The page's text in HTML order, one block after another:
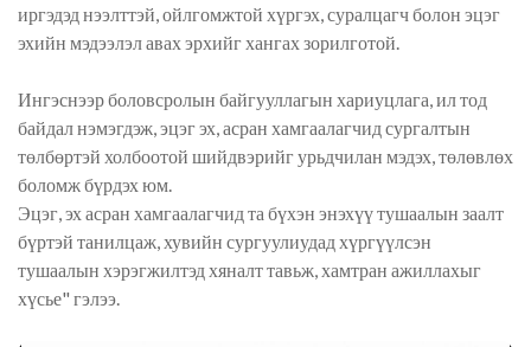
иргэдэд нээлттэй, ойлгомжтой хүргэх, суралцагч болон эцэг
эхийн мэдээлэл авах эрхийг хангах зорилготой.
Ингэснээр боловсролын байгууллагын хариуцлага, ил тод
байдал нэмэгдэж, эцэг эх, асран хамгаалагчид сургалтын
төлбөртэй холбоотой шийдвэрийг урьдчилан мэдэх, төлөвлөх
боломж бүрдэх юм.
Эцэг, эх асран хамгаалагчид та бүхэн энэхүү тушаалын заалт
бүртэй танилцаж, хувийн сургуулиудад хүргүүлсэн
тушаалын хэрэгжилтэд хяналт тавьж, хамтран ажиллахыг
хүсье" гэлээ.